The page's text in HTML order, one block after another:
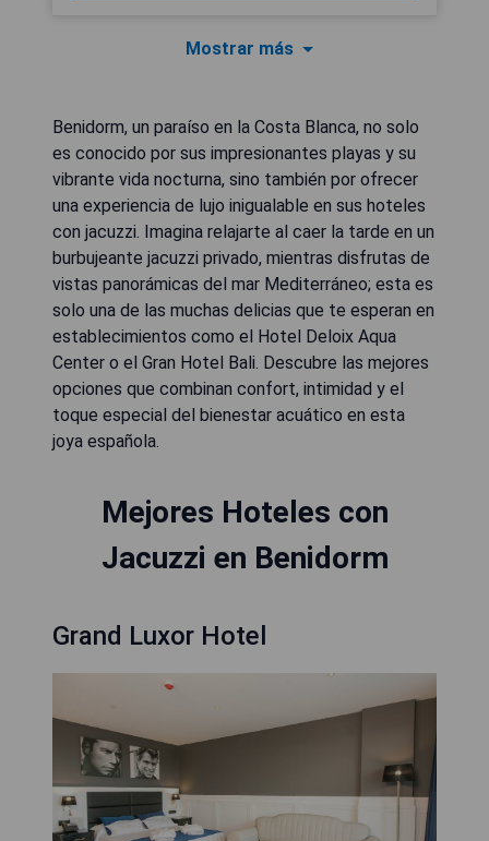
Mostrar más
Benidorm, un paraíso en la Costa Blanca, no solo
es conocido por sus impresionantes playas y su
vibrante vida nocturna, sino también por ofrecer
una experiencia de lujo inigualable en sus hoteles
con jacuzzi. Imagina relajarte al caer la tarde en un
burbujeante jacuzzi privado, mientras disfrutas de
vistas panorámicas del mar Mediterráneo; esta es
solo una de las muchas delicias que te esperan en
establecimientos como el Hotel Deloix Aqua
Center o el Gran Hotel Bali. Descubre las mejores
opciones que combinan confort, intimidad y el
toque especial del bienestar acuático en esta
joya española.
Mejores Hoteles con
Jacuzzi en Benidorm
Grand Luxor Hotel